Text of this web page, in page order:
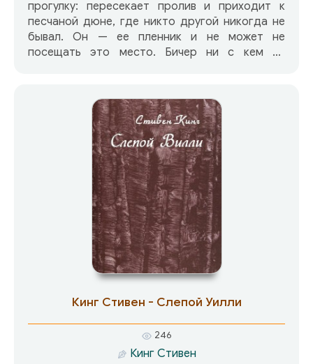
прогулку: пересекает пролив и приходит к
песчаной дюне, где никто другой никогда не
бывал. Он — ее пленник и не может не
посещать это место. Бичер ни с кем не
Кинг Стивен - Слепой Уилли
246
Кинг Стивен